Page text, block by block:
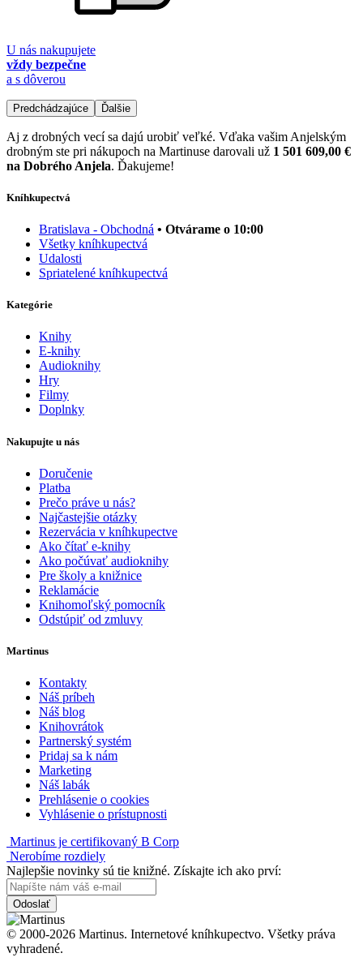
U nás nakupujete
vždy bezpečne
a s dôverou
Predchádzajúce Ďalšie
Aj z drobných vecí sa dajú urobiť veľké. Vďaka vašim Anjelským
drobným ste pri nákupoch na Martinuse darovali už 1 501 609,00 €
na Dobrého Anjela. Ďakujeme!
Kníhkupectvá
Bratislava - Obchodná • Otvárame o 10:00
Všetky kníhkupectvá
Udalosti
Spriatelené kníhkupectvá
Kategórie
Knihy
E-knihy
Audioknihy
Hry
Filmy
Doplnky
Nakupujte u nás
Doručenie
Platba
Prečo práve u nás?
Najčastejšie otázky
Rezervácia v kníhkupectve
Ako čítať e-knihy
Ako počúvať audioknihy
Pre školy a knižnice
Reklamácie
Knihomoľský pomocník
Odstúpiť od zmluvy
Martinus
Kontakty
Náš príbeh
Náš blog
Knihovrátok
Partnerský systém
Pridaj sa k nám
Marketing
Náš labák
Prehlásenie o cookies
Vyhlásenie o prístupnosti
Martinus je certifikovaný B Corp
Nerobíme rozdiely
Najlepšie novinky sú tie knižné. Získajte ich ako prví:
Odoslať
© 2000-2026 Martinus. Internetové kníhkupectvo. Všetky práva
vyhradené.